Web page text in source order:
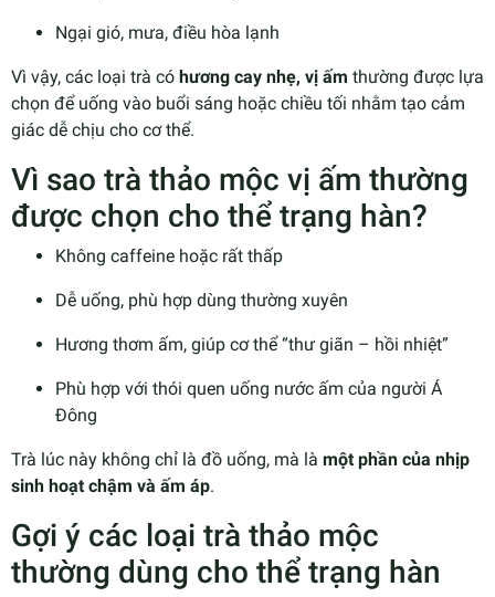
Ngại gió, mưa, điều hòa lạnh
Vì vậy, các loại trà có hương cay nhẹ, vị ấm thường được lựa
chọn để uống vào buổi sáng hoặc chiều tối nhằm tạo cảm
giác dễ chịu cho cơ thể.
Vì sao trà thảo mộc vị ấm thường
được chọn cho thể trạng hàn?
Không caffeine hoặc rất thấp
Dễ uống, phù hợp dùng thường xuyên
Hương thơm ấm, giúp cơ thể “thư giãn – hồi nhiệt”
Phù hợp với thói quen uống nước ấm của người Á
Đông
Trà lúc này không chỉ là đồ uống, mà là một phần của nhịp
sinh hoạt chậm và ấm áp.
Gợi ý các loại trà thảo mộc
thường dùng cho thể trạng hàn